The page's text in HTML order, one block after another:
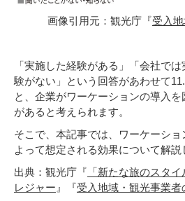
画像引用元：観光庁『受入
「実施した経験がある」「会社で
験がない」という回答があわせて
と、企業がワーケーションの導入
があると考えられます。
そこで、本記事では、ワーケーシ
よって想定される効果について解説
出典：観光庁『 「新たな旅のスタ
レジャー 』『受入地域・観光事業者